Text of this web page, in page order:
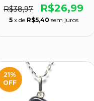
Atacado
R$38,97 R$26,99
5 x de R$5,40 sem juros
21%
OFF